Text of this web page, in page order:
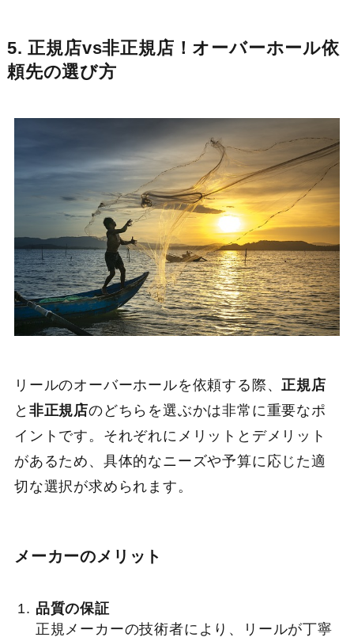
5. 正規店vs非正規店！オーバーホール依
頼先の選び方
リールのオーバーホールを依頼する際、 正規店
と 非正規店のどちらを選ぶかは非常に重要なポ
イントです。それぞれにメリットとデメリット
があるため、具体的なニーズや予算に応じた適
切な選択が求められます。
メーカーのメリット
品質の保証
正規メーカーの技術者により、リールが丁寧